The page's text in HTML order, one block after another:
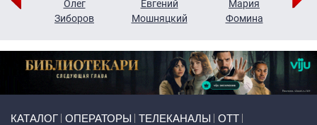
Олег
Зиборов
Евгений
Мошняцкий
Мария
Фомина
КАТАЛОГ ОПЕРАТОРЫ ТЕЛЕКАНАЛЫ ОТТ